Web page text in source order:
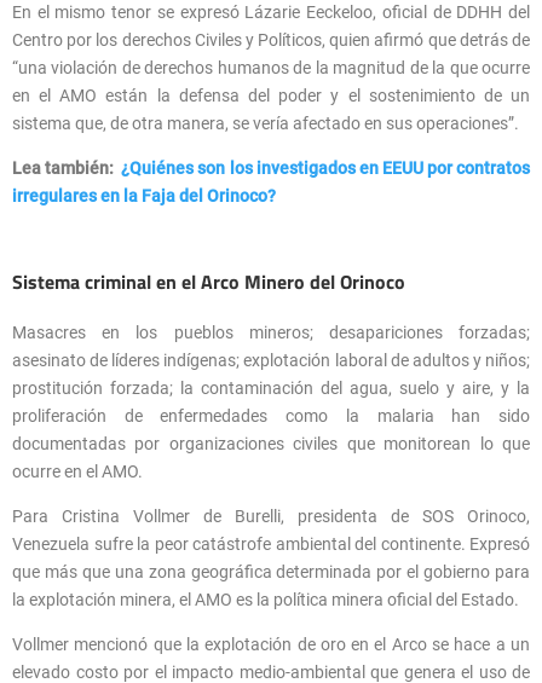
En el mismo tenor se expresó Lázarie Eeckeloo, oficial de DDHH del
Centro por los derechos Civiles y Políticos, quien afirmó que detrás de
“una violación de derechos humanos de la magnitud de la que ocurre
en el AMO están la defensa del poder y el sostenimiento de un
sistema que, de otra manera, se vería afectado en sus operaciones”.
Lea también: ¿Quiénes son los investigados en EEUU por contratos
irregulares en la Faja del Orinoco?
Sistema criminal en el Arco Minero del Orinoco
Masacres en los pueblos mineros; desapariciones forzadas;
asesinato de líderes indígenas; explotación laboral de adultos y niños;
prostitución forzada; la contaminación del agua, suelo y aire, y la
proliferación de enfermedades como la malaria han sido
documentadas por organizaciones civiles que monitorean lo que
ocurre en el AMO.
Para Cristina Vollmer de Burelli, presidenta de SOS Orinoco,
Venezuela sufre la peor catástrofe ambiental del continente. Expresó
que más que una zona geográfica determinada por el gobierno para
la explotación minera, el AMO es la política minera oficial del Estado.
Vollmer mencionó que la explotación de oro en el Arco se hace a un
elevado costo por el impacto medio-ambiental que genera el uso de